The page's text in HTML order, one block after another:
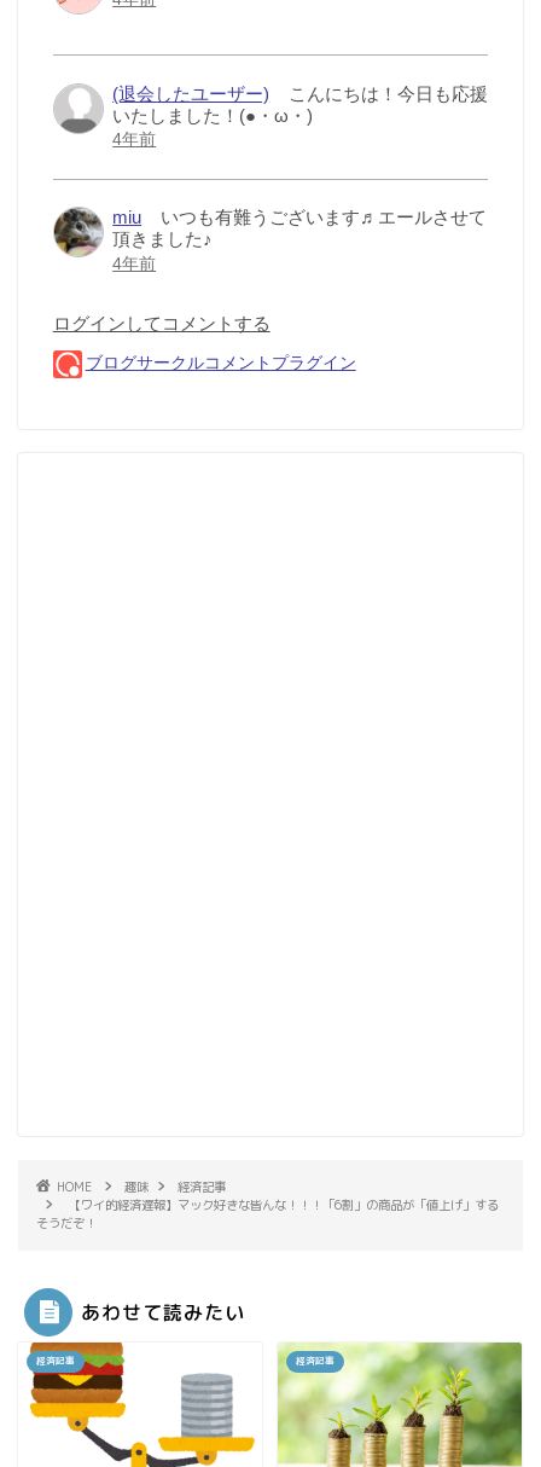
HOME 趣味
経済記事
【ワイ的経済遅報】マック好きな皆んな！！！「6割」の商品が「値上げ」する
そうだぞ！
あわせて読みたい
経済記事 経済記事